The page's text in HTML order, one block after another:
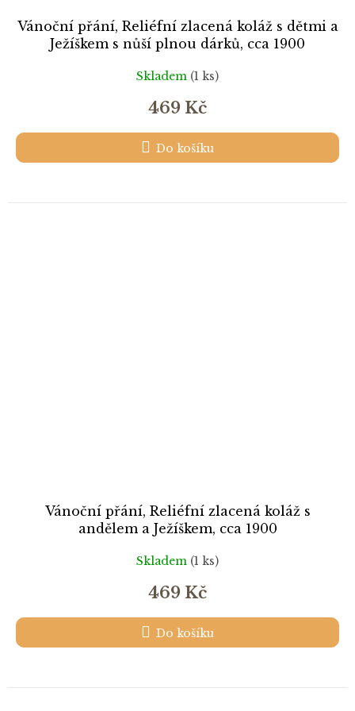
Vánoční přání, Reliéfní zlacená koláž s dětmi a
Ježíškem s nůší plnou dárků, cca 1900
Skladem (1 ks)
469 Kč
Do košíku
Vánoční přání, Reliéfní zlacená koláž s
andělem a Ježíškem, cca 1900
Skladem (1 ks)
469 Kč
Do košíku